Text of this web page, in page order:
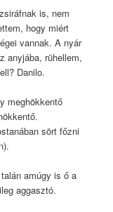
is, nem
hogy miért
vannak. A nyár
anyjába, rühellem,
Danilo.
meghökkentő
sört főzni
amúgy is ő a
aggasztó.